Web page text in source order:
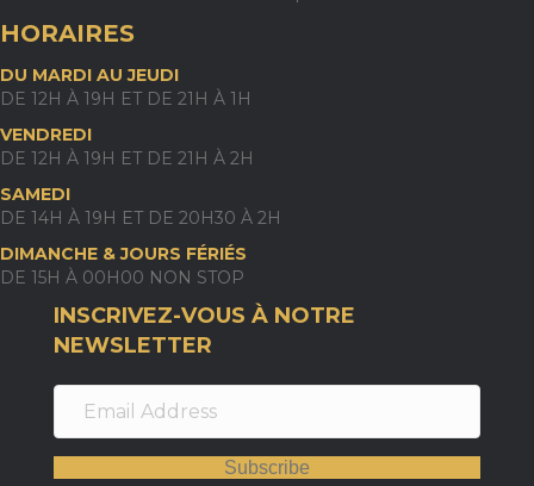
HORAIRES
DU MARDI AU JEUDI
DE 12H À 19H ET DE 21H À 1H
VENDREDI
DE 12H À 19H ET DE 21H À 2H
SAMEDI
DE 14H À 19H ET DE 20H30 À 2H
DIMANCHE & JOURS FÉRIÉS
DE 15H À 00H00 NON STOP
INSCRIVEZ-VOUS À NOTRE
NEWSLETTER
Subscribe